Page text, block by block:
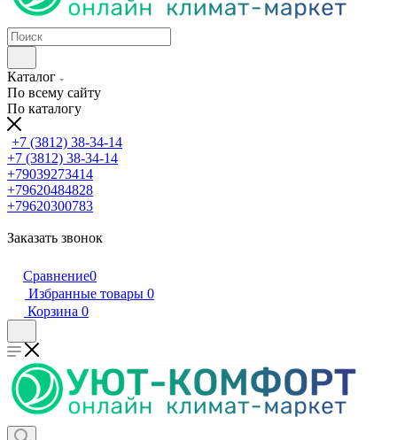
Каталог
По всему сайту
По каталогу
+7 (3812) 38-34-14
+7 (3812) 38-34-14
+79039273414
+79620484828
+79620300783
Заказать звонок
Сравнение0
Избранные товары 0
Корзина 0